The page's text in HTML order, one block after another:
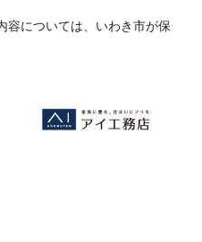
容については、いわき市が保